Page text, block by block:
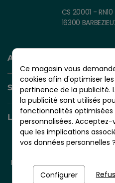
CS 20001 - RN10
16300
AIDE ET INFORMATION
SERVICES +
LIENS UTILES
Mentions légales
Politique
Ce magasin vous
cookies afin d'optimiser
pertinence de la publicité.
la publicité sont utilisés
fonctionnalités optimisées
personnalisées. Acceptez-
que les implications
vos données personnelles ?
Configurer